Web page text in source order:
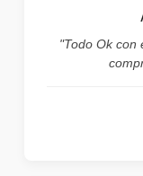
"Todo Ok con